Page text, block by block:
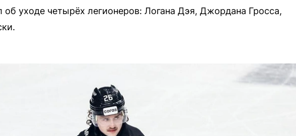
об уходе четырёх легионеров: Логана Дэя, Джордана Гросса,